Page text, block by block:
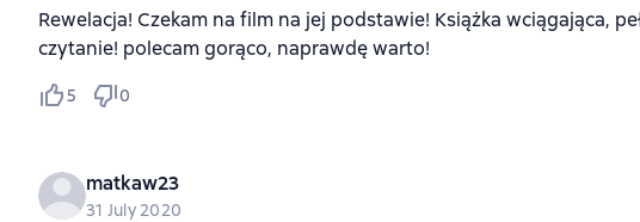
Rewelacja! Czekam na film na jej podstawie! Książka wciągająca,
czytanie! polecam gorąco, naprawdę warto!
5 0
matkaw23
31 July 2020